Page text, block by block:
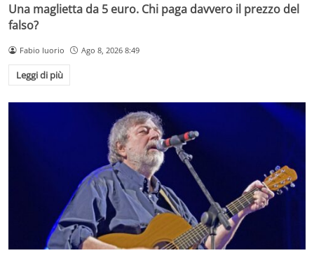
Una maglietta da 5 euro. Chi paga davvero il prezzo del
falso?
Fabio Iuorio Ago 8, 2026 8:49
Leggi di più